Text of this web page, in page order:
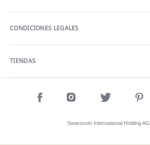
CONDICIONES LEGALES
TIENDAS
Swarovski International Holding AG.